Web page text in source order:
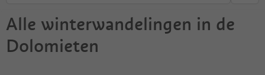
Alle winterwandelingen in de
Dolomieten